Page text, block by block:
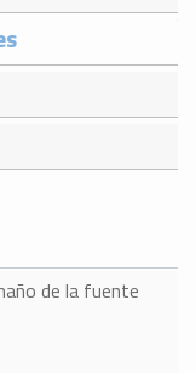
de la fuente